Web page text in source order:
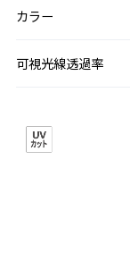
カラー
可視光線透過率